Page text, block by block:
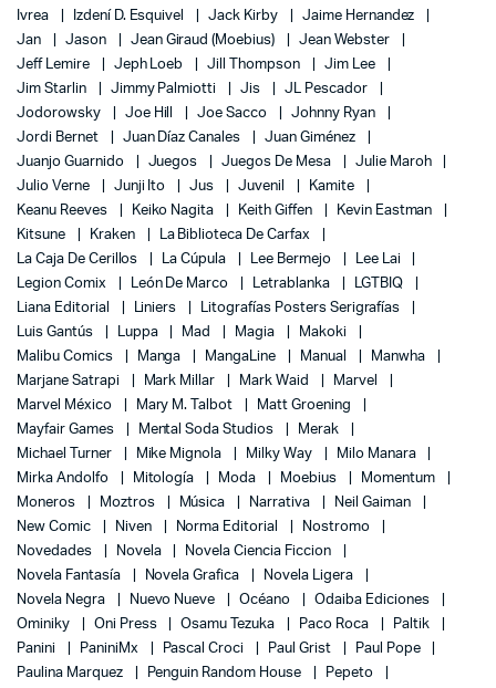
Ivrea
Izdení D. Esquivel Jack Kirby
Jaime Hernandez
Jan
Jason Jean Giraud (Moebius)
Jean Webster
Jeff Lemire
Jeph Loeb Jill Thompson
Jim Lee
Jim Starlin
Jimmy Palmiotti Jis
JL Pescador
Jodorowsky
Joe Hill Joe Sacco
Johnny Ryan
Jordi Bernet
Juan Díaz Canales
Juan Giménez
Juanjo Guarnido
Juegos Juegos De Mesa
Julie Maroh
Julio Verne
Junji Ito Jus Juvenil
Kamite
Keanu Reeves
Keiko Nagita Keith Giffen
Kevin Eastman
Kitsune
Kraken
La Biblioteca De Carfax
La Caja De Cerillos
La Cúpula Lee Bermejo
Lee Lai
Legion Comix
León De Marco Letrablanka
LGTBIQ
Liana Editorial
Liniers
Litografías Posters Serigrafías
Luis Gantús
Luppa Mad Magia
Makoki
Malibu Comics
Manga MangaLine Manual
Manwha
Marjane Satrapi
Mark Millar Mark Waid
Marvel
Marvel México
Mary M. Talbot
Matt Groening
Mayfair Games
Mental Soda Studios
Merak
Michael Turner
Mike Mignola Milky Way
Milo Manara
Mirka Andolfo
Mitología Moda Moebius
Momentum
Moneros
Moztros Música Narrativa
Neil Gaiman
New Comic
Niven Norma Editorial
Nostromo
Novedades
Novela
Novela Ciencia Ficcion
Novela Fantasía
Novela Grafica
Novela Ligera
Novela Negra
Nuevo Nueve Océano
Odaiba Ediciones
Ominiky
Oni Press Osamu Tezuka Paco Roca
Paltik
Panini
PaniniMx Pascal Croci Paul Grist
Paul Pope
Paulina Marquez
Penguin Random House
Pepeto